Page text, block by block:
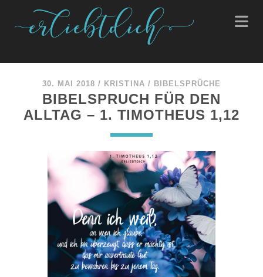
30. MAI 2018 / KRISTINA / BIBELSPRÜCHE
BIBELSPRUCH FÜR DEN
ALLTAG – 1. TIMOTHEUS 1,12